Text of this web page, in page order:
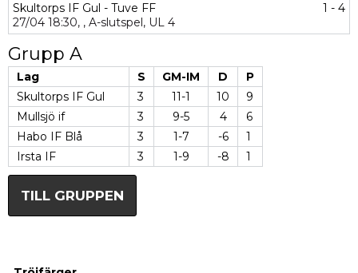
Skultorps IF Gul - Tuve FF
1 - 4
27/04 18:30, , A-slutspel, UL 4
Grupp A
Lag S GM-IM D
P
Skultorps IF Gul
3 11-1 10
9
Mullsjö if
3 9-5 4
6
Habo IF Blå
3 1-7 -6
1
Irsta IF
3 1-9 -8 1
TILL GRUPPEN